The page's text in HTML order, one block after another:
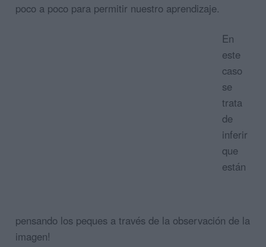
poco a poco para permitir nuestro aprendizaje.
En
este
caso
se
trata
de
inferir
que
están
pensando los peques a través de la observación de la
imagen!